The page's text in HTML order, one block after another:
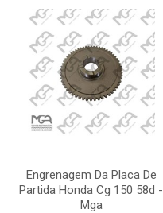
Engrenagem Da Placa De
Partida Honda Cg 150 58d -
Mga